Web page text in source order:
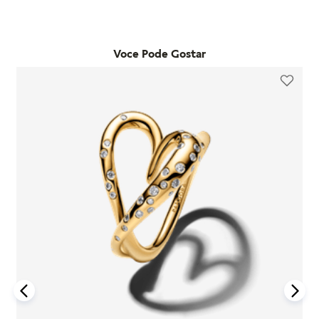
sem uso, na embalagem original e acompanhado da nota
"Última Chance" não são elegíveis para troca ou reembolso.
Se houver arrependimento da compra realizada no site, é
possível solicitar a devolução dentro de sete dias corridos
após o recebimento. O produto deve ser enviado em perfeito
estado, com a embalagem original e todos os acessórios
incluídos, como brindes promocionais.
Em caso de defeito, tanto para compras online quanto em
lojas físicas, é necessário entrar em contato com o SAC da
Pandora informando o número do pedido, fotos do produto e
uma descrição do problema. Se for confirmado um defeito de
fabricação, o cliente poderá receber um reembolso para uma
nova compra ou realizar a troca do produto dentro do prazo
de um ano, mediante avaliação técnica.
do consumidor. Caso um problema seja identificado dentro
desse período, a Pandora realizará a substituição do produto
A garantia é exclusiva para produtos fabricados e
comercializados pela Pandora em canais oficiais. A empresa
não se responsabiliza por produtos adquiridos em lojas não
autorizadas, pois não pode garantir sua autenticidade nem os
processos de controle de qualidade adotados por terceiros.
Além disso, a garantia não cobre danos decorrentes de
acidentes, mau uso, abuso ou uso de acessórios de outras
marcas junto aos produtos Pandora. O uso de charms que não
sejam originais pode comprometer a durabilidade dos
braceletes, invalidando a garantia.
Para acionar a garantia, o cliente deve seguir as instruções de
Voce Pode Gostar